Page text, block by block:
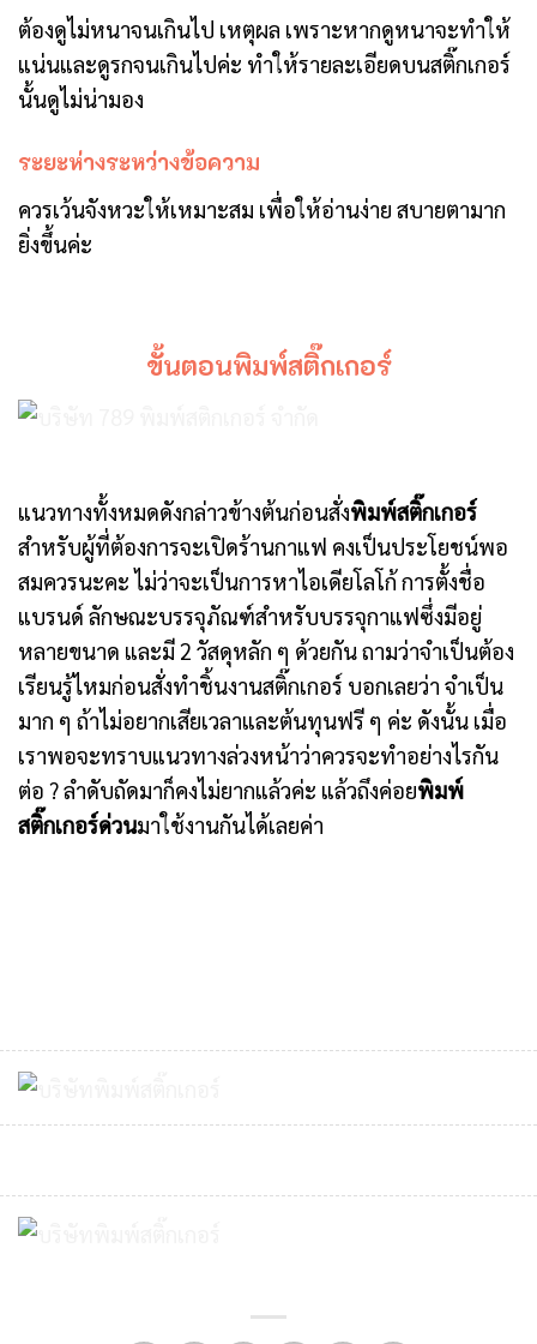
ต้องดูไม่หนาจนเกินไป เหตุผล เพราะหากดูหนาจะทำให้
แน่นและดูรกจนเกินไปค่ะ ทำให้รายละเอียดบนสติ๊กเกอร์
นั้นดูไม่น่ามอง
ระยะห่างระหว่างข้อความ
ควรเว้นจังหวะให้เหมาะสม เพื่อให้อ่านง่าย สบายตามาก
ยิ่งขึ้นค่ะ
ขั้นตอนพิมพ์สติ๊กเกอร์
แนวทางทั้งหมดดังกล่าวข้างต้นก่อนสั่งพิมพ์สติ๊กเกอร์
สำหรับผู้ที่ต้องการจะเปิดร้านกาแฟ คงเป็นประโยชน์พอ
สมควรนะคะ ไม่ว่าจะเป็นการหาไอเดียโลโก้ การตั้งชื่อ
แบรนด์ ลักษณะบรรจุภัณฑ์สำหรับบรรจุกาแฟซึ่งมีอยู่
หลายขนาด และมี 2 วัสดุหลัก ๆ ด้วยกัน ถามว่าจำเป็นต้อง
เรียนรู้ไหมก่อนสั่งทำชิ้นงานสติ๊กเกอร์ บอกเลยว่า จำเป็น
มาก ๆ ถ้าไม่อยากเสียเวลาและต้นทุนฟรี ๆ ค่ะ ดังนั้น เมื่อ
เราพอจะทราบแนวทางล่วงหน้าว่าควรจะทำอย่างไรกัน
ต่อ ? ลำดับถัดมาก็คงไม่ยากแล้วค่ะ แล้วถึงค่อยพิมพ์
สติ๊กเกอร์ด่วนมาใช้งานกันได้เลยค่า